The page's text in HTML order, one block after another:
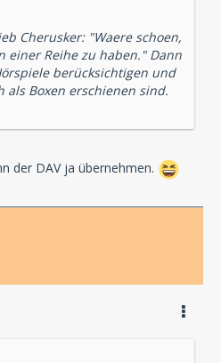
Cherusker: "Waere schoen,
einer Reihe zu haben." Dann
berücksichtigen und
Boxen erschienen sind.
der DAV ja übernehmen.